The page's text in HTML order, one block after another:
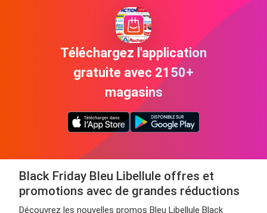
Téléchargez l'application
gratuite avec 2150+
magasins
Black Friday Bleu Libellule offres et
promotions avec de grandes réductions
Découvrez les nouvelles promos Bleu Libellule Black